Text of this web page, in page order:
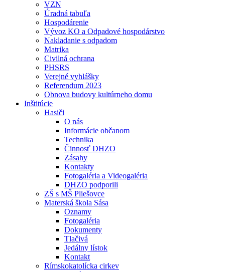
VZN
Úradná tabuľa
Hospodárenie
Vývoz KO a Odpadové hospodárstvo
Nakladanie s odpadom
Matrika
Civilná ochrana
PHSRS
Verejné vyhlášky
Referendum 2023
Obnova budovy kultúrneho domu
Inštitúcie
Hasiči
O nás
Informácie občanom
Technika
Činnosť DHZO
Zásahy
Kontakty
Fotogaléria a Videogaléria
DHZO podporili
ZŠ s MŠ Pliešovce
Materská škola Sása
Oznamy
Fotogaléria
Dokumenty
Tlačivá
Jedálny lístok
Kontakt
Rímskokatolícka cirkev